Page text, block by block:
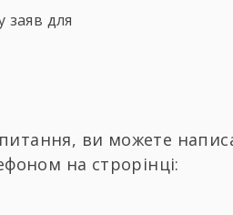
для
ви можете
на строрінці: